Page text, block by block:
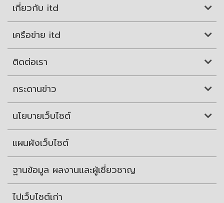
เกี่ยวกับ itd
เครือข่าย itd
ติดต่อเรา
กระดานข่าว
นโยบายเว็บไซต์
แผนผังเว็บไซต์
ฐานข้อมูล ผลงานและผู้เชี่ยวชาญ
ไปเว็บไซต์เก่า